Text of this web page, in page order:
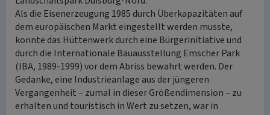
Als die Eisenerzeugung 1985 durch Überkapazitäten auf
dem europäischen Markt eingestellt werden musste,
konnte das Hüttenwerk durch eine Bürgerinitiative und
durch die Internationale Bauausstellung Emscher Park
(IBA, 1989-1999) vor dem Abriss bewahrt werden. Der
Gedanke, eine Industrieanlage aus der jüngeren
Vergangenheit – zumal in dieser Größendimension – zu
erhalten und touristisch in Wert zu setzen, war in